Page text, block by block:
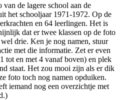
van de lagere school aan de
het schooljaar 1971-1972. Op de
en 64 leerlingen. Het is
dat er twee klassen op de foto
wel drie. Ken je nog namen, stuur
met die informatie. Zet er even
tot en met 4 vanaf boven) en plek
staat. Het zou mooi zijn als er dik
foto toch nog namen opduiken.
iemand nog een overzichtje met